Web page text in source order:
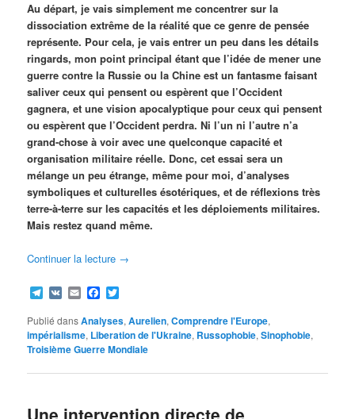
Au départ, je vais simplement me concentrer sur la
dissociation extrême de la réalité que ce genre de pensée
représente. Pour cela, je vais entrer un peu dans les détails
ringards, mon point principal étant que l’idée de mener une
guerre contre la Russie ou la Chine est un fantasme faisant
saliver ceux qui pensent ou espèrent que l’Occident
gagnera, et une vision apocalyptique pour ceux qui pensent
ou espèrent que l’Occident perdra. Ni l’un ni l’autre n’a
grand-chose à voir avec une quelconque capacité et
organisation militaire réelle. Donc, cet essai sera un
mélange un peu étrange, même pour moi, d’analyses
symboliques et culturelles ésotériques, et de réflexions très
terre-à-terre sur les capacités et les déploiements militaires.
Mais restez quand même.
Continuer la lecture →
Telegram
VK EmailFacebook
Publié dansAnalyses,Aurelien,Comprendre l'Europe,
impérialisme, Liberation de l'Ukraine, Russophobie,Sinophobie,
Troisième Guerre Mondiale